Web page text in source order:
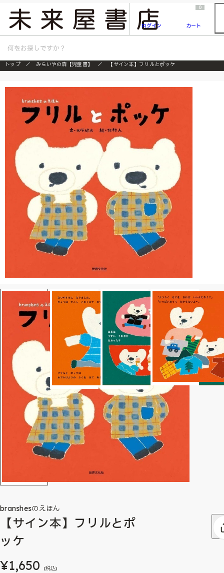
『ONE PIECE magazine 021 ONE PIECEカード付き同梱版』発売延期のご案内
ログイン
0
カート
トップ みらいやの森【児童書】 【サイン本】フリルとポッケ
branshesのえほん
【サイン本】フリルとポ
ッケ
¥1,650 (税込)